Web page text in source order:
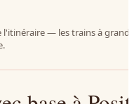
— les trains à